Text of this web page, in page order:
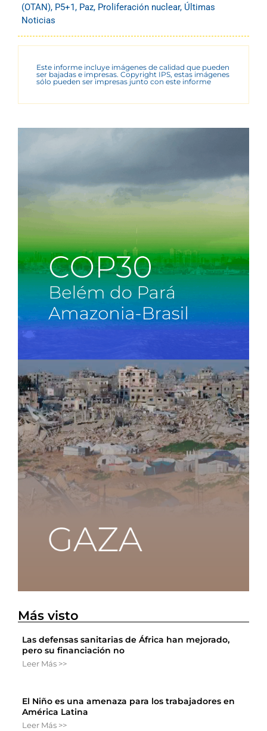
(OTAN), P5+1, Paz, Proliferación nuclear, Últimas
Noticias
Este informe incluye imágenes de calidad que pueden
ser bajadas e impresas. Copyright IPS, estas imágenes
sólo pueden ser impresas junto con este informe
Más visto
Las defensas sanitarias de África han mejorado,
pero su financiación no
Leer Más >>
El Niño es una amenaza para los trabajadores en
América Latina
Leer Más >>